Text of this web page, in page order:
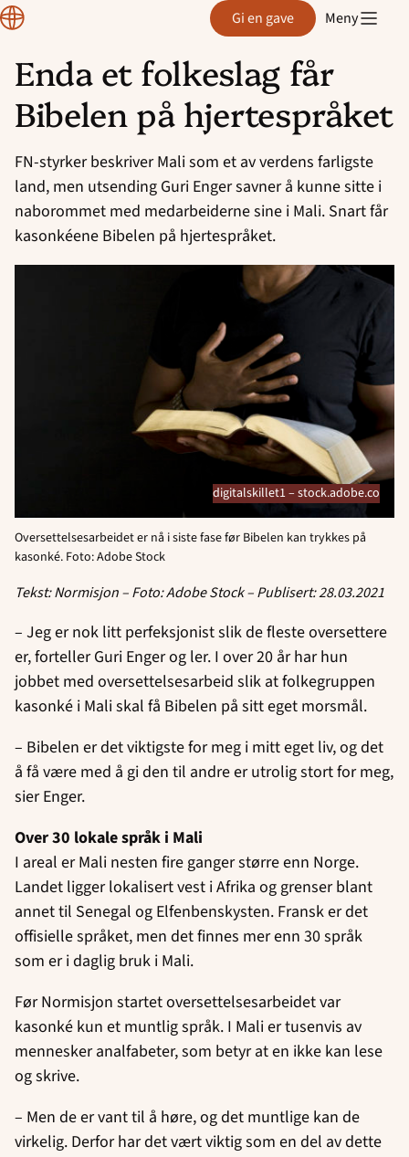
Hopp
til
innhold
Normisjon Gi en gave Meny
Enda et folkeslag får
Bibelen på hjertespråket
FN-styrker beskriver Mali som et av verdens farligste
land, men utsending Guri Enger savner å kunne sitte i
naborommet med medarbeiderne sine i Mali. Snart får
kasonkéene Bibelen på hjertespråket.
digitalskillet1 – stock.adobe.co
Oversettelsesarbeidet er nå i siste fase før Bibelen kan trykkes på
kasonké. Foto: Adobe Stock
Tekst: Normisjon – Foto: Adobe Stock – Publisert: 28.03.2021
– Jeg er nok litt perfeksjonist slik de fleste oversettere
er, forteller Guri Enger og ler. I over 20 år har hun
jobbet med oversettelsesarbeid slik at folkegruppen
kasonké i Mali skal få Bibelen på sitt eget morsmål.
– Bibelen er det viktigste for meg i mitt eget liv, og det
å få være med å gi den til andre er utrolig stort for meg,
sier Enger.
Over 30 lokale språk i Mali
I areal er Mali nesten fire ganger større enn Norge.
Landet ligger lokalisert vest i Afrika og grenser blant
annet til Senegal og Elfenbenskysten. Fransk er det
offisielle språket, men det finnes mer enn 30 språk
som er i daglig bruk i Mali.
Før Normisjon startet oversettelsesarbeidet var
kasonké kun et muntlig språk. I Mali er tusenvis av
mennesker analfabeter, som betyr at en ikke kan lese
og skrive.
– Men de er vant til å høre, og det muntlige kan de
virkelig. Derfor har det vært viktig som en del av dette